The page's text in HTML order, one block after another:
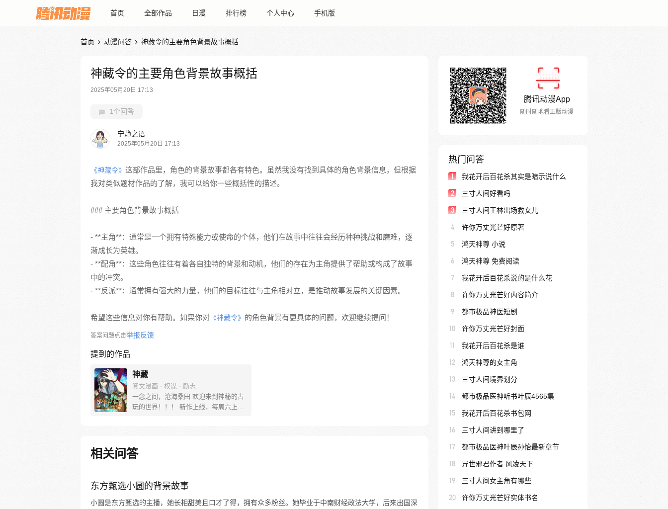
首页 全部作品 日漫 排行榜 个人中心 手机版
首页  动漫问答  神藏令的主要角色背景故事概括
神藏令的主要角色背景故事概括
2025年05月20日 17:13
1个回答
宁静之语
2025年05月20日 17:13
《神藏令》 这部作品里，角色的背景故事都各有特色。虽然我没有找到具体的角色背景信息，但根据
我对类似题材作品的了解，我可以给你一些概括性的描述。
### 主要角色背景故事概括
- **主角**：通常是一个拥有特殊能力或使命的个体，他们在故事中往往会经历种种挑战和磨难，逐
渐成长为英雄。
- **配角**：这些角色往往有着各自独特的背景和动机，他们的存在为主角提供了帮助或构成了故事
中的冲突。
- **反派**：通常拥有强大的力量，他们的目标往往与主角相对立，是推动故事发展的关键因素。
希望这些信息对你有帮助。如果你对 《神藏令》 的角色背景有更具体的问题，欢迎继续提问！
答案问题点击举报反馈
提到的作品
神藏
阅文漫画 · 权谋 · 励志
一念之间，沧海桑田 欢迎来到神秘的古
玩的世界！！！ 新作上线，每周六上午1
相关问答
东方甄选小圆的背景故事
小圆是东方甄选的主播，她长相甜美且口才了得，拥有众多粉丝。她毕业于中南财经政法大学，后来出国深
腾讯动漫App
随时随地看正版动漫
热门问答
1 我花开后百花杀其实是暗示说什么
2 三寸人间好看吗
3 三寸人间王林出场救女儿
4 许你万丈光芒好原著
5 鸿天神尊 小说
6 鸿天神尊 免费阅读
7 我花开后百花杀说的是什么花
8 许你万丈光芒好内容简介
9 都市极品神医短剧
10 许你万丈光芒好封面
11 我花开后百花杀是谁
12 鸿天神尊的女主角
13 三寸人间境界划分
14 都市极品医神听书叶辰4565集
15 我花开后百花杀书包网
16 三寸人间讲到哪里了
17 都市极品医神叶辰孙怡最新章节
18 异世邪君作者 风凌天下
19 三寸人间女主角有哪些
20 许你万丈光芒好实体书名